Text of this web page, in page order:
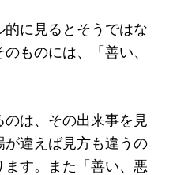
に見るとそうではな
ものには、「善い、
のは、その出来事を見
違えば見方も違うの
す。また「善い、悪